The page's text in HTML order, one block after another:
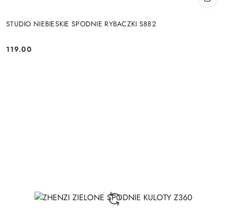
STUDIO NIEBIESKIE SPODNIE RYBACZKI S882
Cena:
119.00